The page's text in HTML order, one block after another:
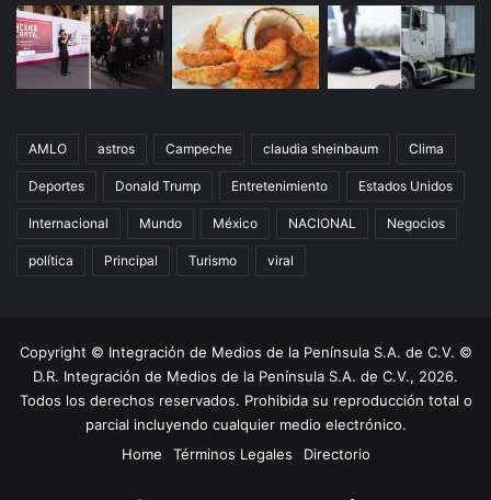
AMLO astros Campeche claudia sheinbaum Clima
Deportes Donald Trump Entretenimiento Estados Unidos
Internacional Mundo México NACIONAL Negocios
política Principal Turismo viral
Copyright © Integración de Medios de la Península S.A. de C.V. ©
D.R. Integración de Medios de la Península S.A. de C.V., 2026.
Todos los derechos reservados. Prohibida su reproducción total o
parcial incluyendo cualquier medio electrónico.
Home
Términos Legales Directorio